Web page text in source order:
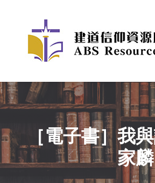
［電子書］我
家麟